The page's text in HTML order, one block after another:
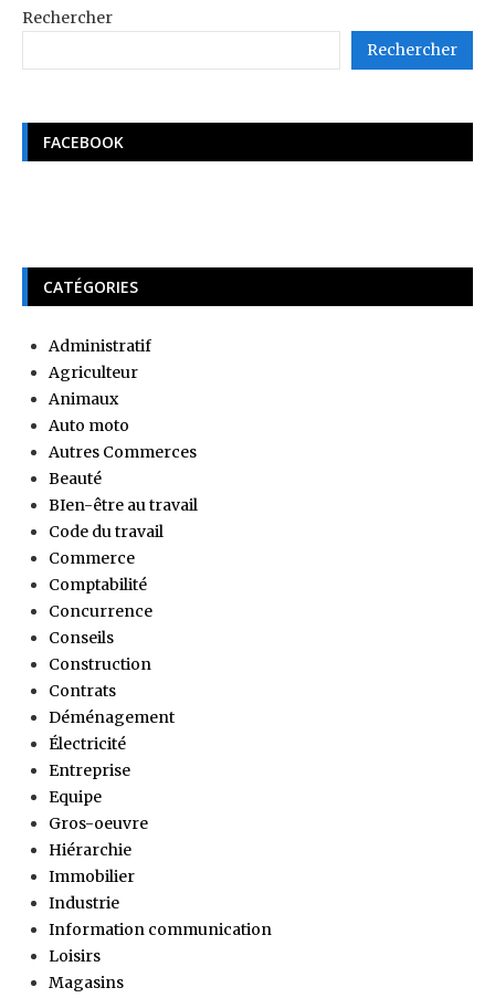
Rechercher
Rechercher
FACEBOOK
CATÉGORIES
Administratif
Agriculteur
Animaux
Auto moto
Autres Commerces
Beauté
BIen-être au travail
Code du travail
Commerce
Comptabilité
Concurrence
Conseils
Construction
Contrats
Déménagement
Électricité
Entreprise
Equipe
Gros-oeuvre
Hiérarchie
Immobilier
Industrie
Information communication
Loisirs
Magasins